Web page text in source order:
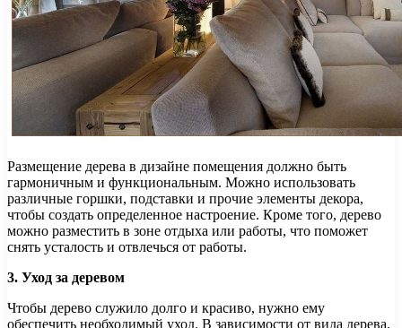
Размещение дерева в дизайне помещения должно быть
гармоничным и функциональным. Можно использовать
различные горшки, подставки и прочие элементы декора,
чтобы создать определенное настроение. Кроме того, дерево
можно разместить в зоне отдыха или работы, что поможет
снять усталость и отвлечься от работы.
3. Уход за деревом
Чтобы дерево служило долго и красиво, нужно ему
обеспечить необходимый уход. В зависимости от вида дерева,